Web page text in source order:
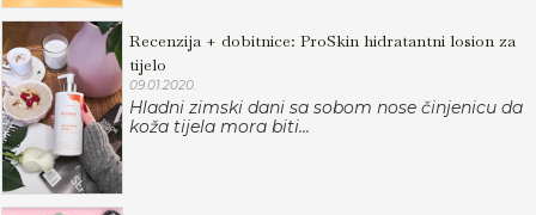
Recenzija + dobitnice: ProSkin hidratantni losion za
tijelo
09.01.2020.
Hladni zimski dani sa sobom nose činjenicu da
koža tijela mora biti...